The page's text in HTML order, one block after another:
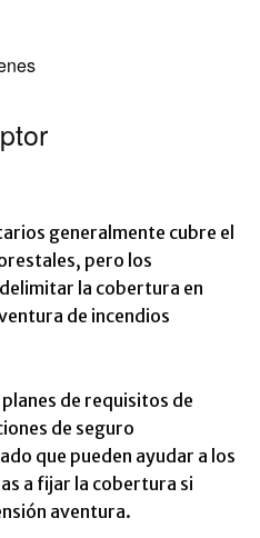
generalmente cubre el
pero los
la cobertura en
de incendios
de requisitos de
de seguro
que pueden ayudar a los
a fijar la cobertura si
aventura.